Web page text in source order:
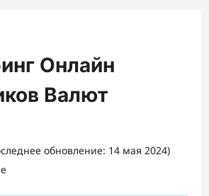
Онлайн
Валют
обновление: 14 мая 2024)